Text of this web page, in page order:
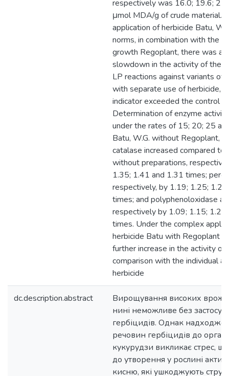
respectively was 16.0; 19.6;
μmol MDA/g of crude material.
application of herbicide Batu,
norms, in combination with the
growth Regoplant, there was a
slowdown in the activity of the
LP reactions against variants of
with separate use of herbicide,
indicator exceeded the control
Determination of enzyme
under the rates of 15; 20; 25
Batu, W.G. without Regoplant,
catalase increased compared to
without preparations,
1.35; 1.41 and 1.31 times;
respectively, by 1.19; 1.25;
times; and polyphenoloxidase
respectively by 1.09; 1.15; 1.23
times. Under the complex
herbicide Batu with Regoplant
further increase in the activity of
comparison with the individual
herbicide
dc.description.abstract
Вирощування високих
нині неможливе без
гербіцидів. Однак
речовин гербіцидів до
кукурудзи викликає стрес,
до утворення у рослині
кисню, які ушкоджують